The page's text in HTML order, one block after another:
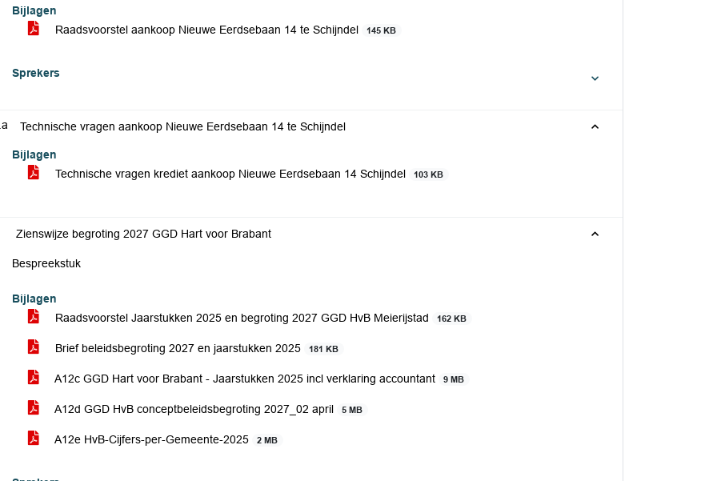
Bijlagen
Raadsvoorstel aankoop Nieuwe Eerdsebaan 14 te Schijndel
145 KB
Sprekers
Technische vragen aankoop Nieuwe Eerdsebaan 14 te Schijndel
Bijlagen
Technische vragen krediet aankoop Nieuwe Eerdsebaan 14 Schijndel
103 KB
Zienswijze begroting 2027 GGD Hart voor Brabant
Bespreekstuk
Bijlagen
Raadsvoorstel Jaarstukken 2025 en begroting 2027 GGD HvB Meierijstad
162 KB
Brief beleidsbegroting 2027 en jaarstukken 2025 181 KB
A12c GGD Hart voor Brabant - Jaarstukken 2025 incl verklaring accountant 9 MB
A12d GGD HvB conceptbeleidsbegroting 2027_02 april 5 MB
A12e HvB-Cijfers-per-Gemeente-2025 2 MB